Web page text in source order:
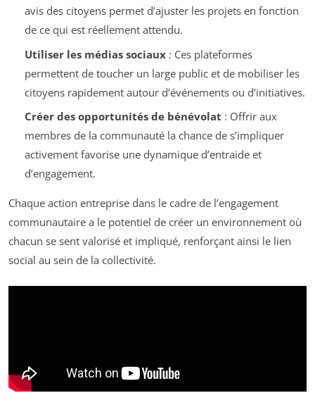
avis des citoyens permet d’ajuster les projets en fonction
de ce qui est réellement attendu.
Utiliser les médias sociaux: Ces plateformes
permettent de toucher un large public et de mobiliser les
citoyens rapidement autour d’événements ou d’initiatives.
Créer des opportunités de bénévolat : Offrir aux
membres de la communauté la chance de s’impliquer
activement favorise une dynamique d’entraide et
d’engagement.
Chaque action entreprise dans le cadre de l’engagement
communautaire a le potentiel de créer un environnement où
chacun se sent valorisé et impliqué, renforçant ainsi le lien
social au sein de la collectivité.